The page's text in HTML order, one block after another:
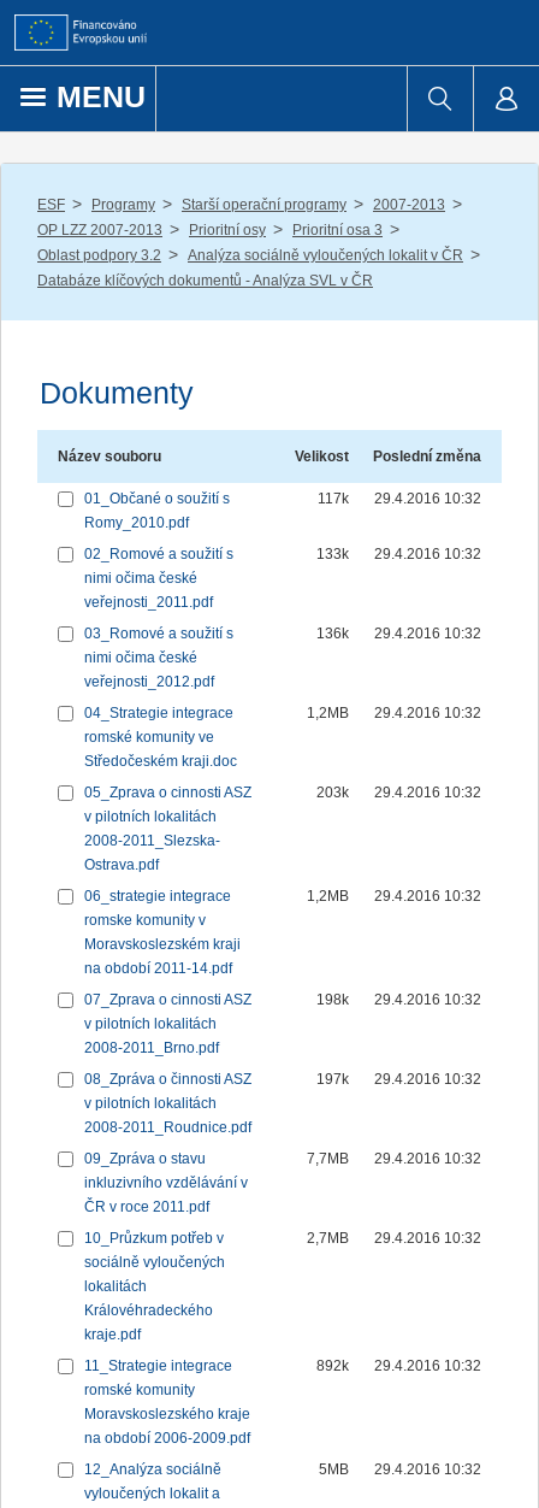
Přejít k obsahu
MENU
ESF / Programy / Starší operační programy / 2007-2013 /
OP LZZ 2007-2013 / Prioritní osy / Prioritní osa 3 /
Oblast podpory 3.2 / Analýza sociálně vyloučených lokalit v ČR /
Databáze klíčových dokumentů - Analýza SVL v ČR
Dokumenty
Název souboru Velikost Poslední změna
01_Občané o soužití s
Romy_2010.pdf
117k 29.4.2016 10:32
02_Romové a soužití s
nimi očima české
veřejnosti_2011.pdf
133k 29.4.2016 10:32
03_Romové a soužití s
nimi očima české
veřejnosti_2012.pdf
136k 29.4.2016 10:32
04_Strategie integrace
romské komunity ve
Středočeském kraji.doc
1,2MB 29.4.2016 10:32
05_Zprava o cinnosti ASZ
v pilotních lokalitách
2008-2011_Slezska-
Ostrava.pdf
203k 29.4.2016 10:32
06_strategie integrace
romske komunity v
Moravskoslezském kraji
na období 2011-14.pdf
1,2MB 29.4.2016 10:32
07_Zprava o cinnosti ASZ
v pilotních lokalitách
2008-2011_Brno.pdf
198k 29.4.2016 10:32
08_Zpráva o činnosti ASZ
v pilotních lokalitách
2008-2011_Roudnice.pdf
197k 29.4.2016 10:32
09_Zpráva o stavu
inkluzivního vzdělávání v
ČR v roce 2011.pdf
7,7MB 29.4.2016 10:32
10_Průzkum potřeb v
sociálně vyloučených
lokalitách
Královéhradeckého
kraje.pdf
2,7MB 29.4.2016 10:32
11_Strategie integrace
romské komunity
Moravskoslezského kraje
na období 2006-2009.pdf
892k 29.4.2016 10:32
12_Analýza sociálně
vyloučených lokalit a
5MB 29.4.2016 10:32